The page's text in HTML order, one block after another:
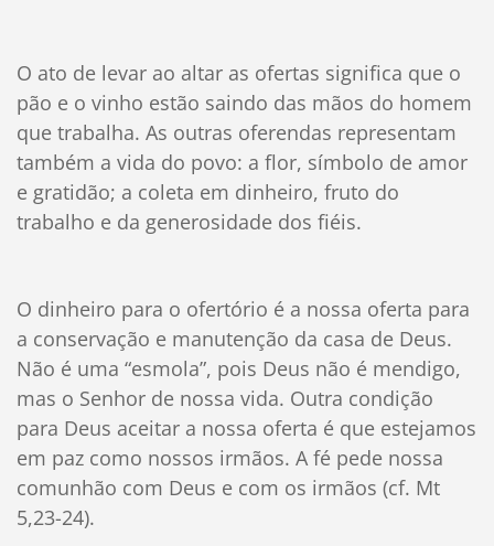
O ato de levar ao altar as ofertas significa que o
pão e o vinho estão saindo das mãos do homem
que trabalha. As outras oferendas representam
também a vida do povo: a flor, símbolo de amor
e gratidão; a coleta em dinheiro, fruto do
trabalho e da generosidade dos fiéis.
O dinheiro para o ofertório é a nossa oferta para
a conservação e manutenção da casa de Deus.
Não é uma “esmola”, pois Deus não é mendigo,
mas o Senhor de nossa vida. Outra condição
para Deus aceitar a nossa oferta é que estejamos
em paz como nossos irmãos. A fé pede nossa
comunhão com Deus e com os irmãos (cf. Mt
5,23-24).